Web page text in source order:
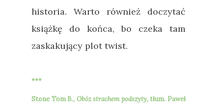
historia. Warto również doczytać
książkę do końca, bo czeka tam
zaskakujący plot twist.
***
Stone Tom B., Obóz strachem podszyty, tłum. Paweł